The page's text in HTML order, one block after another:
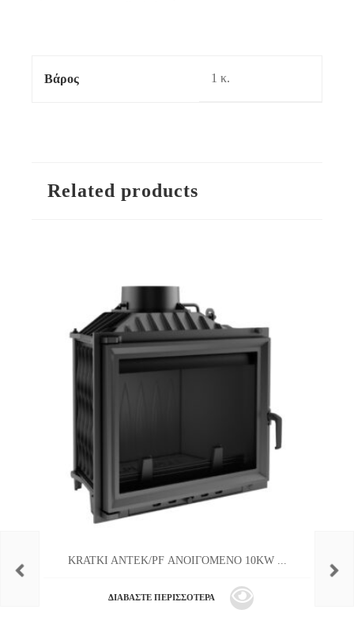
Βάρος 1 κ.
Related products
KRATKI ANTEK/PF ΑΝΟΙΓΟΜΕΝΟ 10KW ...
ΔΙΑΒΆΣΤΕ ΠΕΡΙΣΣΌΤΕΡΑ